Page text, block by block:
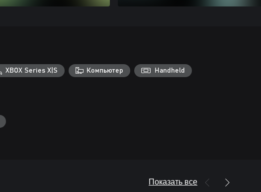
XBOX Series X|S Компьютер Handheld
Показать все